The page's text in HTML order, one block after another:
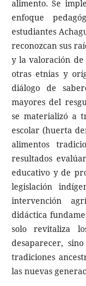
alimento. Se
enfoque
estudiantes
reconozcan sus
y la valoración
otras etnias y
diálogo de
mayores del
se materializó a
escolar (huerta
alimentos
resultados
educativo y de
legislación
intervención
didáctica
solo revitaliza
desaparecer,
tradiciones
las nuevas